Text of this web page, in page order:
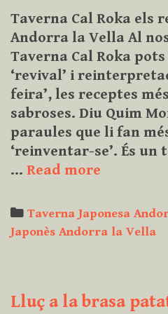
Taverna Cal Roka els
Andorra la Vella Al
Taverna Cal Roka
‘revival’ i
feira’, les receptes
sabroses. Diu Quim
paraules que li fan
‘reinventar-se’. És un
… Read more
els
a
Categories
Taverna Japonesa
Japonès Andorra la Vella
Lluç a la brasa